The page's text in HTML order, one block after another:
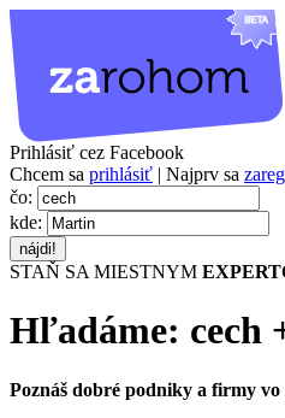
Prihlásiť cez Facebook
Chcem sa prihlásiť | Najprv sa
čo:
kde:
STAŇ SA MIESTNYM
Hľadáme: cech
Poznáš dobré podniky a firmy vo